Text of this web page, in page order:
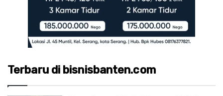
Terbaru di bisnisbanten.com